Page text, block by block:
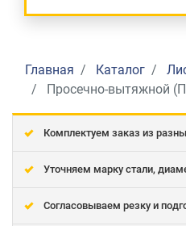
Главная Каталог
Просечно-вытяжной
Комплектуем заказ из
Уточняем марку стали,
Согласовываем резку и